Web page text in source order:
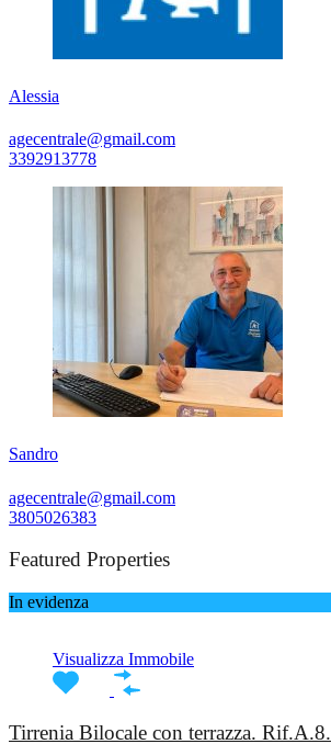
Alessia
agecentrale@gmail.com
3392913778
Sandro
agecentrale@gmail.com
3805026383
Featured Properties
In evidenza
Visualizza Immobile
Tirrenia Bilocale con terrazza. Rif.A.8.